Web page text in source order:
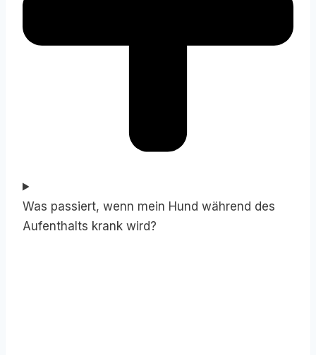
Was passiert, wenn mein Hund während des
Aufenthalts krank wird?